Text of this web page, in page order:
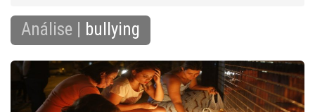
Análise | bullying